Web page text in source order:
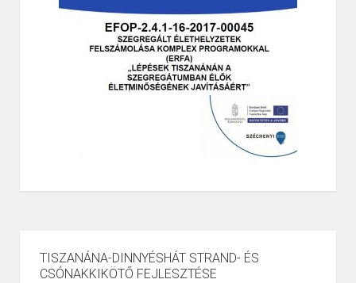
TISZANÁNA-DINNYÉSHÁT STRAND- ÉS
CSÓNAKKIKÖTŐ FEJLESZTÉSE